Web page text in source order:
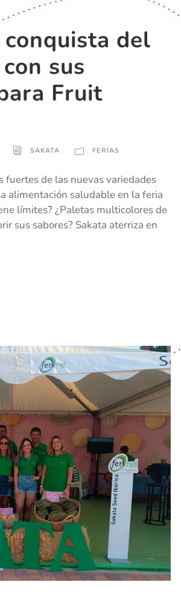
del
sus
Fruit
SAKATA FERIAS
fuertes de las nuevas variedades
alimentación saludable en la feria
límites? ¿Paletas multicolores de
sus sabores? Sakata aterriza en